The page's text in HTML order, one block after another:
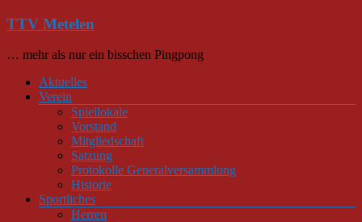
Zum
springen
TTV Metelen
… mehr als nur ein bisschen Pingpong
Menü
Aktuelles
Verein
Spiellokale
Vorstand
Mitgliedschaft
Satzung
Protokolle Generalversammlung
Historie
Sportliches
Herren